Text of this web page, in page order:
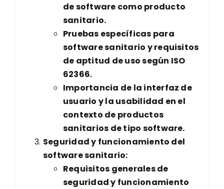
de software como producto
sanitario.
Pruebas específicas para
software sanitario y requisitos
de aptitud de uso según ISO
62366.
Importancia de la interfaz de
usuario y la usabilidad en el
contexto de productos
sanitarios de tipo software.
Seguridad y funcionamiento del
software sanitario:
Requisitos generales de
seguridad y funcionamiento